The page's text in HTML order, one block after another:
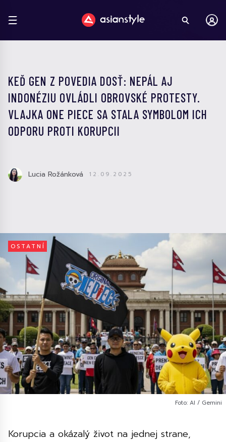
KEĎ GEN Z POVEDIA DOSŤ: NEPÁL AJ
INDONÉZIU OVLÁDLI OBROVSKÉ PROTESTY.
VLAJKA ONE PIECE SA STALA SYMBOLOM ICH
ODPORU PROTI KORUPCII
Lucia Rožánková 12.09.2025
OSTATNÍ
Foto: AI / Gemini
Korupcia a okázalý život na jednej strane,